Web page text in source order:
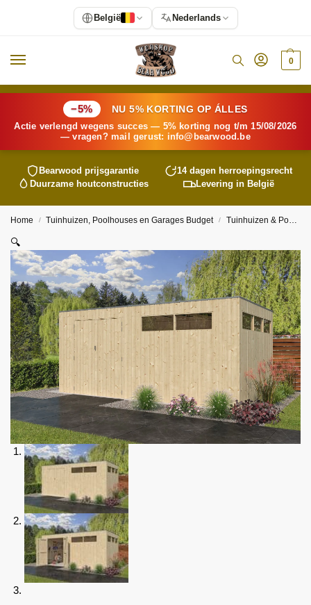
0
−5% NU 5% KORTING OP ÁLLES
Actie verlengd wegens succes — 5% korting nog t/m 15/08/2026
— vragen? mail gerust: info@ bearwood.be
Bearwood prijsgarantie
14 dagen herroepingsrecht
Duurzame houtconstructies
Levering in België
Home / Tuinhuizen, Poolhouses en Garages Budget / Tuinhuizen & Poolhouses
🔍
België Nederlands